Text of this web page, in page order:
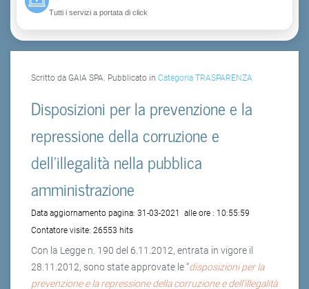
Tutti i servizi a portata di click
Scritto da GAIA SPA. Pubblicato in Categoria TRASPARENZA
Disposizioni per la prevenzione e la
repressione della corruzione e
dell'illegalità nella pubblica
amministrazione
Data aggiornamento pagina: 31-03-2021 alle ore : 10:55:59
Contatore visite: 26553 hits
Con la Legge n. 190 del 6.11.2012, entrata in vigore il
28.11.2012, sono state approvate le “disposizioni per la
prevenzione e la repressione della corruzione e dell'illegalità